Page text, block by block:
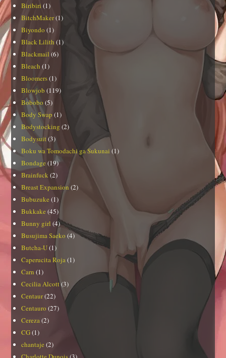
Biribiri (1)
BitchMaker(1)
Biyondo (1)
Black Lilith (1)
Blackmail (6)
Bleach (1)
Bloomers(1)
Blowjob (119)
Bobobo (5)
Body Swap (1)
Bodystocking (2)
Bodysuit (3)
Boku wa Tomodachi ga Sukunai (1)
Bondage (19)
Brainfuck (2)
Breast Expansion (2)
Bubuzuke (1)
Bukkake (45)
Bunny girl (4)
Busujima Saeko (4)
Butcha-U(1)
Caperucita Roja (1)
Carn (1)
Cecilia Alcott(3)
Centaur(22)
Centauro (27)
Cereza (2)
CG(1)
chantaje (2)